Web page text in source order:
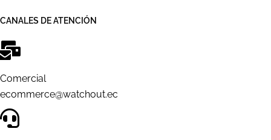
CANALES DE ATENCIÓN
Comercial
ecommerce@watchout.ec